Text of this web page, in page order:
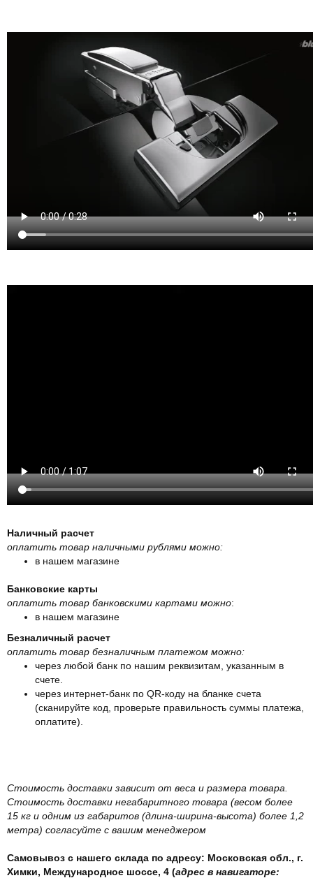
Наличный расчет
оплатить товар наличными рублями можно:
в нашем магазине
Банковские карты
оплатить товар банковскими картами можно:
в нашем магазине
Безналичный расчет
оплатить товар безналичным платежом можно:
через любой банк по нашим реквизитам, указанным в
счете.
через интернет-банк по QR-коду на бланке счета
(сканируйте код, проверьте правильность суммы платежа,
оплатите).
Стоимость доставки зависит от веса и размера товара.
Стоимость доставки негабаритного товара (весом более
15 кг и одним из габаритов (длина-ширина-высота) более 1,2
метра) согласуйте с вашим менеджером
Самовывоз с нашего склада по адресу: Московская обл., г.
Химки, Международное шоссе, 4 (адрес в навигаторе: